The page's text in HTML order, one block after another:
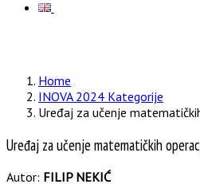
Home
INOVA 2024 Kategorije
Uređaj za učenje
Uređaj za učenje matematičkih
Autor: FILIP NEKIĆ